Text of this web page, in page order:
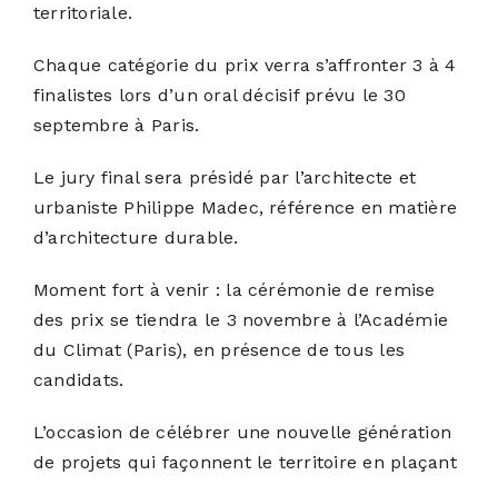
territoriale.
Chaque catégorie du prix verra s’affronter 3 à 4
finalistes lors d’un oral décisif prévu le 30
septembre à Paris.
Le jury final sera présidé par l’architecte et
urbaniste Philippe Madec, référence en matière
d’architecture durable.
Moment fort à venir : la cérémonie de remise
des prix se tiendra le 3 novembre à l’Académie
du Climat (Paris), en présence de tous les
candidats.
L’occasion de célébrer une nouvelle génération
de projets qui façonnent le territoire en plaçant